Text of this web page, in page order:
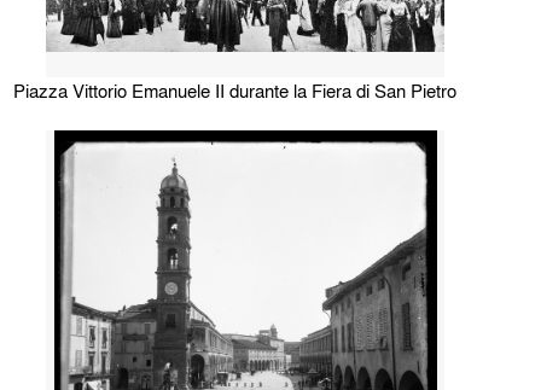
Piazza Vittorio Emanuele II durante la Fiera di San Pietro